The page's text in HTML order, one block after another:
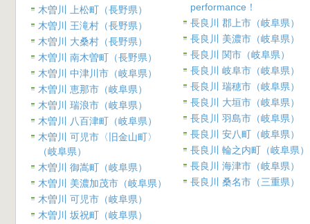
木曽川 上松町（長野県）
木曽川 王滝村（長野県）
木曽川 大桑村（長野県）
木曽川 南木曽町（長野県）
木曽川 中津川市（岐阜県）
木曽川 恵那市（岐阜県）
木曽川 瑞浪市（岐阜県）
木曽川 八百津町（岐阜県）
木曽川 可児市〈旧金山町〉
（岐阜県）
木曽川 御嵩町（岐阜県）
木曽川 美濃加茂市（岐阜県）
木曽川 可児市（岐阜県）
木曽川 坂祝町（岐阜県）
performance！
長良川 郡上市（岐阜県）
長良川 美濃市（岐阜県）
長良川 関市（岐阜県）
長良川 岐阜市（岐阜県）
長良川 瑞穂市（岐阜県）
長良川 大垣市（岐阜県）
長良川 羽島市（岐阜県）
長良川 安八町（岐阜県）
長良川 輪之内町（岐阜県）
長良川 海津市（岐阜県）
長良川 桑名市（三重県）